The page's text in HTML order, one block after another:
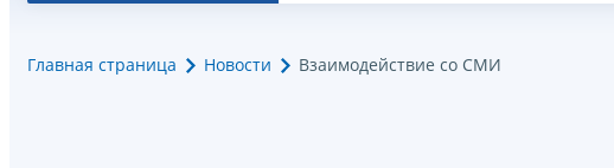
Главная страница Новости Взаимодействие со СМИ